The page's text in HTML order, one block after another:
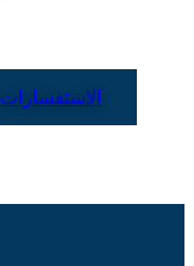
الاستفسارات